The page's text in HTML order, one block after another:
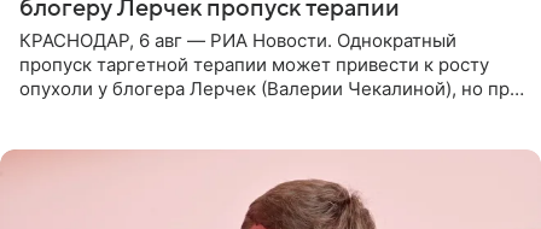
блогеру Лерчек пропуск терапии
КРАСНОДАР, 6 авг — РИА Новости. Однократный
пропуск таргетной терапии может привести к росту
опухоли у блогера Лерчек (Валерии Чекалиной), но при